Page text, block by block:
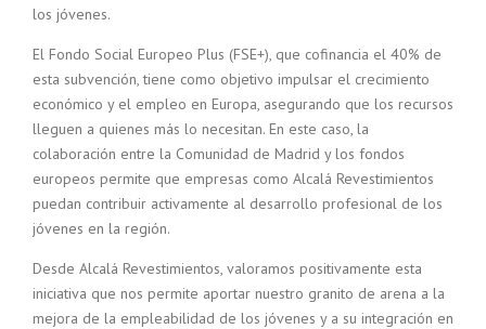
los jóvenes.
El Fondo Social Europeo Plus (FSE+), que cofinancia el 40% de
esta subvención, tiene como objetivo impulsar el crecimiento
económico y el empleo en Europa, asegurando que los recursos
lleguen a quienes más lo necesitan. En este caso, la
colaboración entre la Comunidad de Madrid y los fondos
europeos permite que empresas como Alcalá Revestimientos
puedan contribuir activamente al desarrollo profesional de los
jóvenes en la región.
Desde Alcalá Revestimientos, valoramos positivamente esta
iniciativa que nos permite aportar nuestro granito de arena a la
mejora de la empleabilidad de los jóvenes y a su integración en